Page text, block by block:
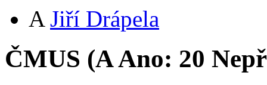
A Jiří Drápela
ČMUS (AAno: 20